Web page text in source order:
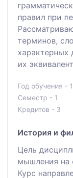
правил при
терминов,
характерных
их
Год обучения - 1
Семестр - 1
Кредитов - 3
История и
Цель
мышления на
Курс